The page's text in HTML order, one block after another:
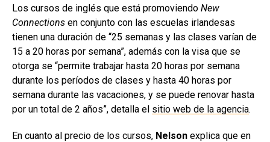
Los cursos de inglés que está promoviendo New
Connections en conjunto con las escuelas irlandesas
tienen una duración de “25 semanas y las clases varían de
15 a 20 horas por semana”, además con la visa que se
otorga se “permite trabajar hasta 20 horas por semana
durante los períodos de clases y hasta 40 horas por
semana durante las vacaciones, y se puede renovar hasta
por un total de 2 años”, detalla el sitio web de la agencia.
En cuanto al precio de los cursos, Nelson explica que en